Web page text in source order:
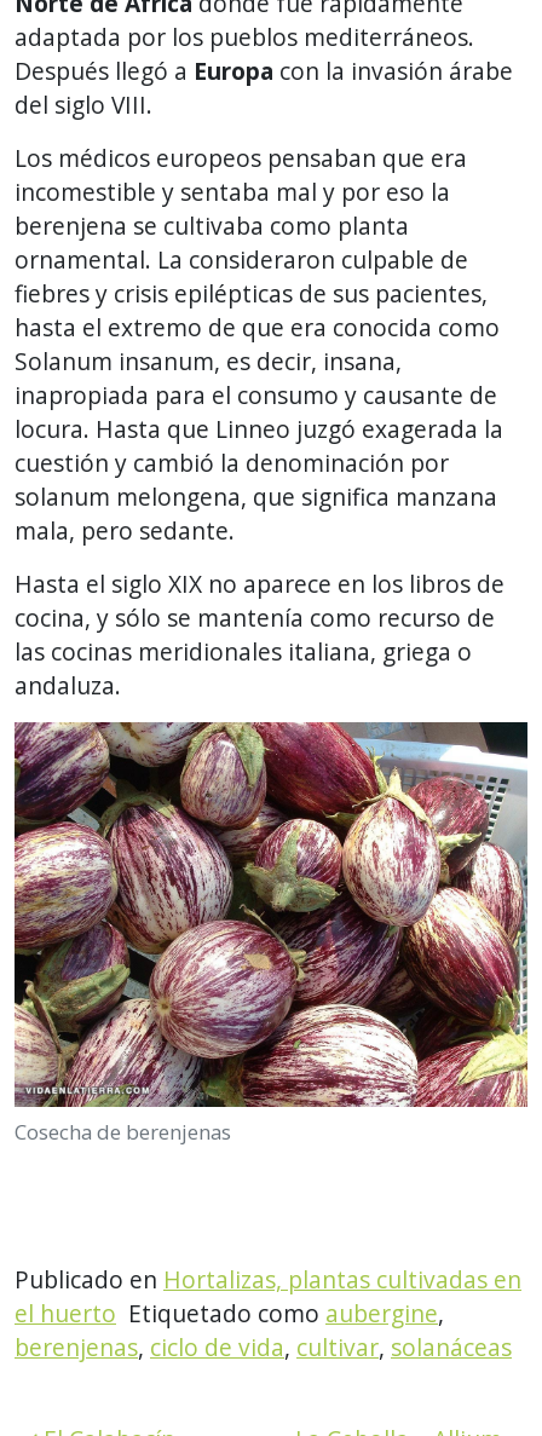
adaptada por los pueblos mediterráneos.
Después llegó a Europa con la invasión árabe
del siglo VIII.
Los médicos europeos pensaban que era
incomestible y sentaba mal y por eso la
berenjena se cultivaba como planta
ornamental. La consideraron culpable de
fiebres y crisis epilépticas de sus pacientes,
hasta el extremo de que era conocida como
Solanum insanum, es decir, insana,
inapropiada para el consumo y causante de
locura. Hasta que Linneo juzgó exagerada la
cuestión y cambió la denominación por
solanum melongena, que significa manzana
mala, pero sedante.
Hasta el siglo XIX no aparece en los libros de
cocina, y sólo se mantenía como recurso de
las cocinas meridionales italiana, griega o
andaluza.
Cosecha de berenjenas
Publicado en Hortalizas, plantas cultivadas en
el huerto Etiquetado como aubergine,
berenjenas, ciclo de vida, cultivar, solanáceas